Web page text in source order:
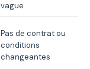
vague
Pas de contrat ou
conditions
changeantes